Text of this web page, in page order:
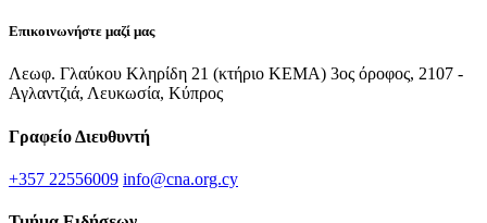
Επικοινωνήστε μαζί μας
Λεωφ. Γλαύκου Κληρίδη 21 (κτήριο ΚΕΜΑ) 3ος όροφος, 2107 -
Αγλαντζιά, Λευκωσία, Κύπρος
Γραφείο Διευθυντή
+357 22556009 info@cna.org.cy